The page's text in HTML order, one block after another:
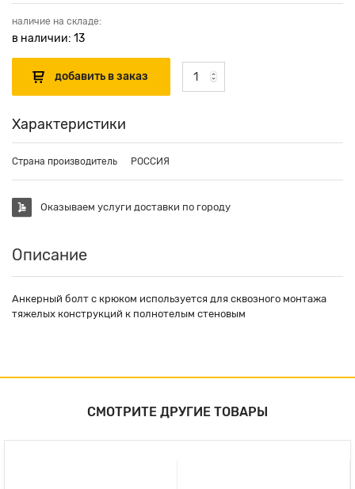
наличие на складе:
в наличии: 13
Характеристики
Страна производитель РОССИЯ
Оказываем услуги доставки по городу
Описание
Анкерный болт с крюком используется для сквозного монтажа
тяжелых конструкций к полнотелым стеновым
СМОТРИТЕ ДРУГИЕ ТОВАРЫ